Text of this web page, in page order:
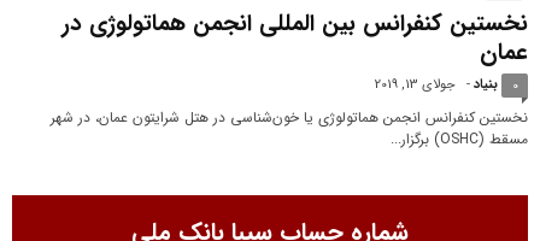
نخستین کنفرانس بین المللی انجمن هماتولوژی در
عمان
بنیاد- جولای 13, 2019 0
نخستین کنفرانس انجمن هماتولوژی یا خون‌شناسی در هتل شرایتون عمان، در شهر
مسقط (OSHC) برگزار...
شماره حساب سیبا بانک ملی